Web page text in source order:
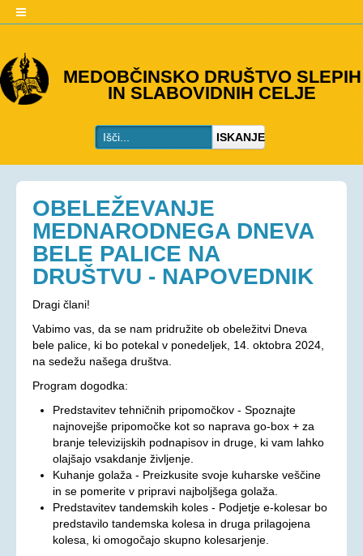
MEDOBČINSKO DRUŠTVO SLEPIH
IN SLABOVIDNIH CELJE
ISKANJE
O DRUŠTVU
Predstavitev
Organi društva
PROGRAMI
Programi društva
Ohranjevanje zdravja
Bivalna skupnost
Osebna asistenca
AKTIVNOSTI
Aktualno
KORONAVIRUS - INFORMACIJE
Prispevki
Financerji
Arhiv
PRAVICE IN UGODNOSTI
Zakoni in pravilniki
OBELEŽEVANJE
MEDNARODNEGA DNEVA
BELE PALICE NA
DRUŠTVU - NAPOVEDNIK
Dragi člani!
Vabimo vas, da se nam pridružite ob obeležitvi Dneva
bele palice, ki bo potekal v ponedeljek, 14. oktobra 2024,
na sedežu našega društva.
Program dogodka:
Predstavitev tehničnih pripomočkov - Spoznajte
najnovejše pripomočke kot so naprava go-box + za
branje televizijskih podnapisov in druge, ki vam lahko
olajšajo vsakdanje življenje.
Kuhanje golaža - Preizkusite svoje kuharske veščine
in se pomerite v pripravi najboljšega golaža.
Predstavitev tandemskih koles - Podjetje e-kolesar bo
predstavilo tandemska kolesa in druga prilagojena
kolesa, ki omogočajo skupno kolesarjenje.